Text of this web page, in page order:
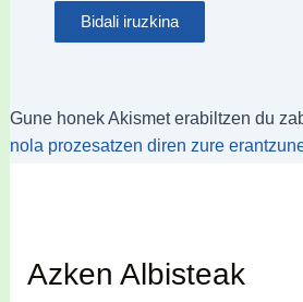
Gune honek Akismet erabiltzen du
nola prozesatzen diren zure
Azken Albisteak